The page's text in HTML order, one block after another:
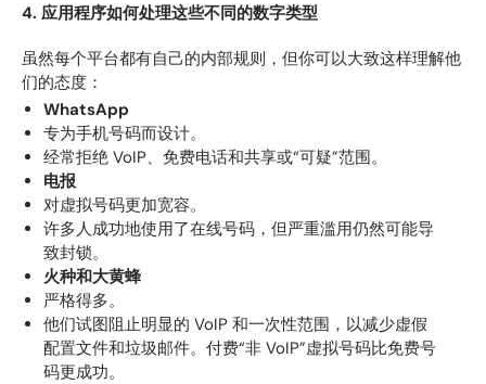
4. 应用程序如何处理这些不同的数字类型
虽然每个平台都有自己的内部规则，但你可以大致这样理解他
们的态度：
WhatsApp
专为手机号码而设计。
经常拒绝 VoIP、免费电话和共享或“可疑”范围。
电报
对虚拟号码更加宽容。
许多人成功地使用了在线号码，但严重滥用仍然可能导
致封锁。
火种和大黄蜂
严格得多。
他们试图阻止明显的 VoIP 和一次性范围，以减少虚假
配置文件和垃圾邮件。付费“非 VoIP”虚拟号码比免费号
码更成功。